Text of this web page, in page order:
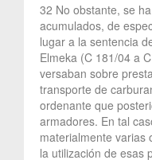
32 No obstante, se
acumulados, de
lugar a la sentencia
Elmeka (C 181/04 a
versaban sobre
transporte de
ordenante que
armadores. En tal
materialmente varias
la utilización de esas